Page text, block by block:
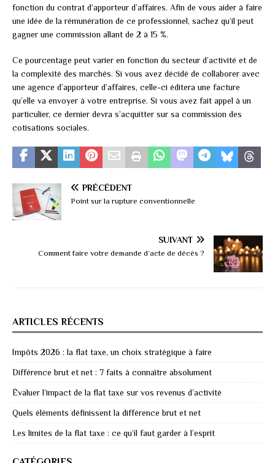
fonction du contrat d’apporteur d’affaires. Afin de vous aider à faire
une idée de la rémunération de ce professionnel, sachez qu’il peut
gagner une commission allant de 2 à 15 %.
Ce pourcentage peut varier en fonction du secteur d’activité et de
la complexité des marchés. Si vous avez décidé de collaborer avec
une agence d’apporteur d’affaires, celle-ci éditera une facture
qu’elle va envoyer à votre entreprise. Si vous avez fait appel à un
particulier, ce dernier devra s’acquitter sur sa commission des
cotisations sociales.
PRÉCÉDENT
Point sur la rupture conventionnelle
SUIVANT
Comment faire votre demande d’acte de décès ?
ARTICLES RÉCENTS
Impôts 2026 : la flat taxe, un choix stratégique à faire
Différence brut et net : 7 faits à connaître absolument
Évaluer l’impact de la flat taxe sur vos revenus d’activité
Quels éléments définissent la différence brut et net
Les limites de la flat taxe : ce qu’il faut garder à l’esprit